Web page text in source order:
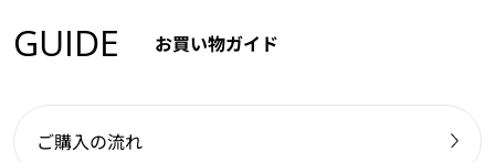
GUIDE お買い物ガイド
ご購入の流れ